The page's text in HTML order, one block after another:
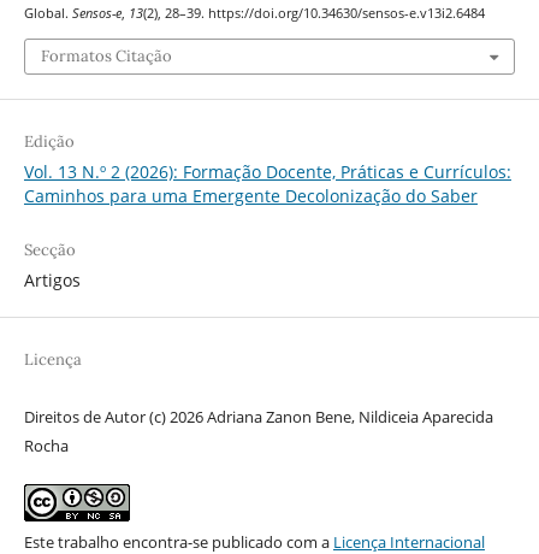
Global. Sensos-e, 13(2), 28–39. https://doi.org/10.34630/sensos-e.v13i2.6484
Formatos Citação
Edição
Vol. 13 N.º 2 (2026): Formação Docente, Práticas e Currículos:
Caminhos para uma Emergente Decolonização do Saber
Secção
Artigos
Licença
Direitos de Autor (c) 2026 Adriana Zanon Bene, Nildiceia Aparecida
Rocha
Este trabalho encontra-se publicado com a Licença Internacional